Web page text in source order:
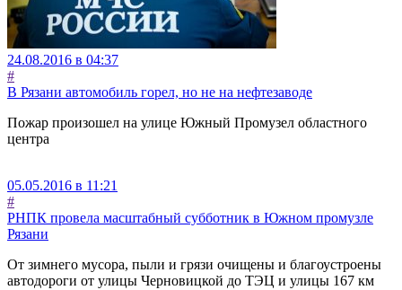
24.08.2016 в 04:37
#
В Рязани автомобиль горел, но не на нефтезаводе
Пожар произошел на улице Южный Промузел областного
центра
05.05.2016 в 11:21
#
РНПК провела масштабный субботник в Южном промузле
Рязани
От зимнего мусора, пыли и грязи очищены и благоустроены
автодороги от улицы Черновицкой до ТЭЦ и улицы 167 км